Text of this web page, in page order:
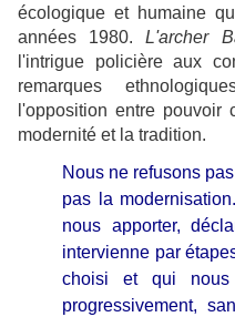
écologique et humaine
années 1980.L'archer
l'intrigue policière aux
remarques
l'opposition entre pouvoir
modernité et la tradition.​
Nous ne refusons
pas la
nous apporter,
intervienne par
choisi et qui nous
progressivement,